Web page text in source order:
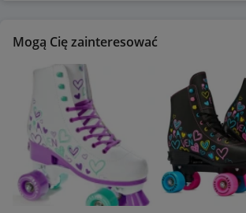
Mogą Cię zainteresować